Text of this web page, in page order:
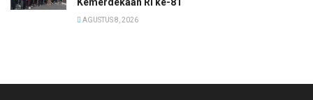
Kemerdekaan RI ke-81
AGUSTUS 8, 2026